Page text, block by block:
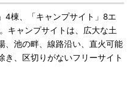
棟、「キャンプサイト」8エ
キャンプサイトは、広大な土
、池の畔、線路沿い、直火可能
き、区切りがないフリーサイト